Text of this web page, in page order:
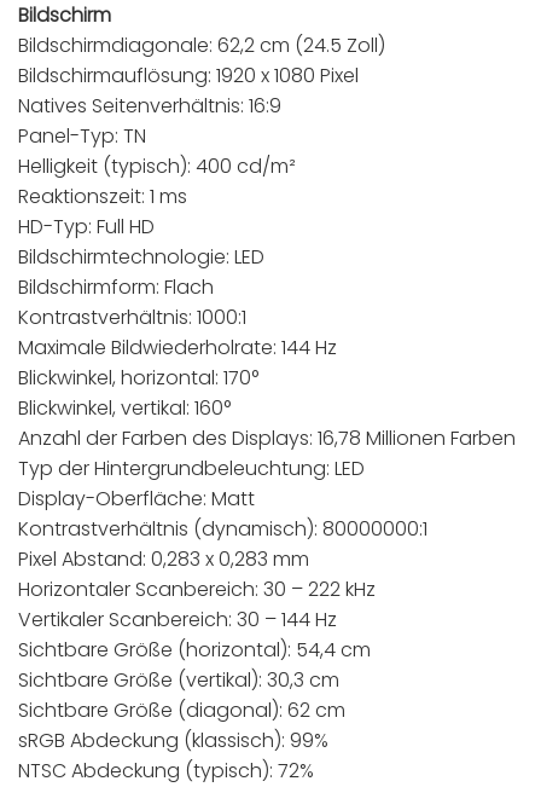
Bildschirm
Bildschirmdiagonale: 62,2 cm (24.5 Zoll)
Bildschirmauflösung: 1920 x 1080 Pixel
Natives Seitenverhältnis: 16:9
Panel-Typ: TN
Helligkeit (typisch): 400 cd/m²
Reaktionszeit: 1 ms
HD-Typ: Full HD
Bildschirmtechnologie: LED
Bildschirmform: Flach
Kontrastverhältnis: 1000:1
Maximale Bildwiederholrate: 144 Hz
Blickwinkel, horizontal: 170°
Blickwinkel, vertikal: 160°
Anzahl der Farben des Displays: 16,78 Millionen Farben
Typ der Hintergrundbeleuchtung: LED
Display-Oberfläche: Matt
Kontrastverhältnis (dynamisch): 80000000:1
Pixel Abstand: 0,283 x 0,283 mm
Horizontaler Scanbereich: 30 – 222 kHz
Vertikaler Scanbereich: 30 – 144 Hz
Sichtbare Größe (horizontal): 54,4 cm
Sichtbare Größe (vertikal): 30,3 cm
Sichtbare Größe (diagonal): 62 cm
sRGB Abdeckung (klassisch): 99%
NTSC Abdeckung (typisch): 72%